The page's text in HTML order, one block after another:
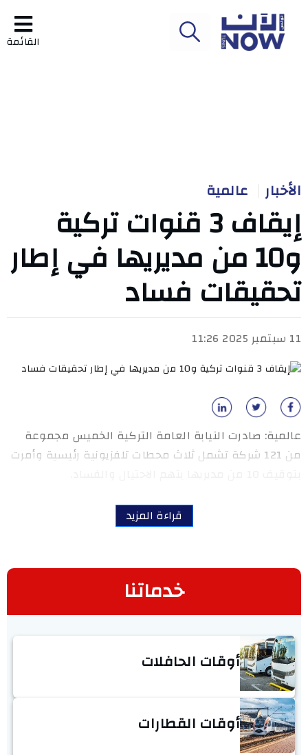
القائمة
الأخبار عالمية
إيقاف 3 قنوات تركية
و10 من مديريها في إطار
تحقيقات فساد
11 سبتمبر 2025 11:26
عالمية: صادرت النيابة العامة التركية الخميس مجموعة
من 121 شركة تشمل ثلاث محطات تلفزيونية رئيسية وأمرت
قراءة المزيد
خدماتنا
أوقات الحافلات
أوقات القطارات